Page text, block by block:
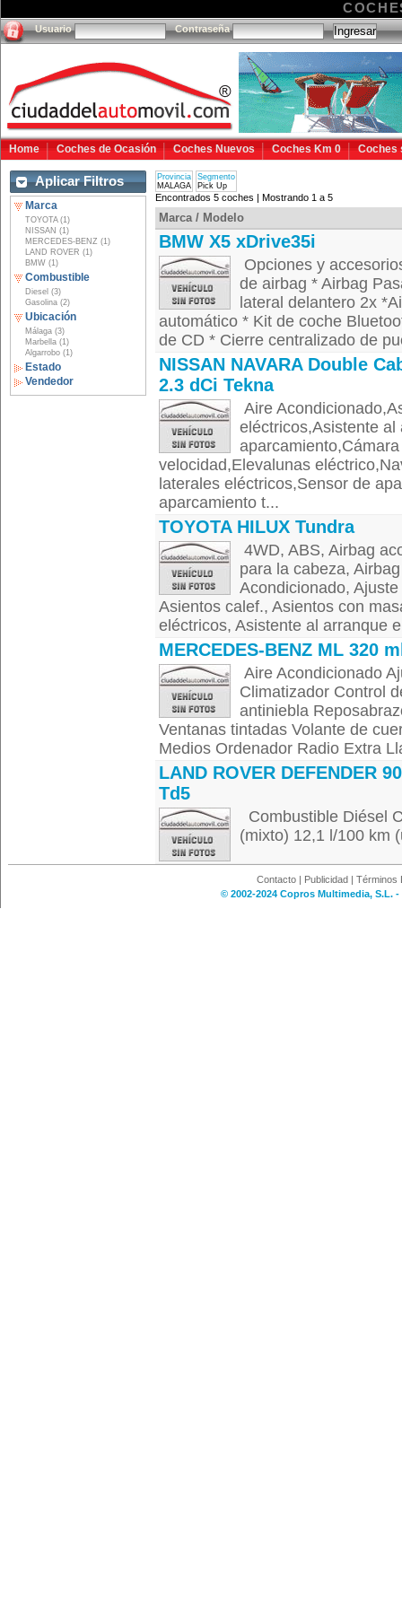
Usuario Contraseña
Home Coches de Ocasión Coches Nuevos Coches Km 0 Coches
Aplicar Filtros
Marca
TOYOTA (1)
NISSAN (1)
MERCEDES-BENZ (1)
LAND ROVER (1)
BMW (1)
Combustible
Diesel (3)
Gasolina (2)
Ubicación
Málaga (3)
Marbella (1)
Algarrobo (1)
Estado
Vendedor
Provincia
MALAGA
Segmento
Pick Up
Encontrados 5 coches | Mostrando 1 a 5
Marca / Modelo
BMW X5 xDrive35i
Opciones y
de airbag * Airbag
lateral delantero 2x
automático * Kit de coche
de CD * Cierre centralizado de
NISSAN NAVARA Double
2.3 dCi Tekna
Aire
eléctricos,Asistente
velocidad,Elevalunas
laterales eléctricos,Sensor de
aparcamiento t...
TOYOTA HILUX Tundra
4WD, ABS, Airbag
para la cabeza,
Acondicionado,
Asientos calef., Asientos con
eléctricos, Asistente al arranque
MERCEDES-BENZ ML 320
Aire Acondicionado
Climatizador Control
antiniebla
Ventanas tintadas Volante de
Medios Ordenador Radio Extra
LAND ROVER DEFENDER
Td5
Combustible Diésel
(mixto) 12,1 l/100 km
Contacto | Publicidad | Términos
© 2002-2024 Copros Multimedia, S.L.